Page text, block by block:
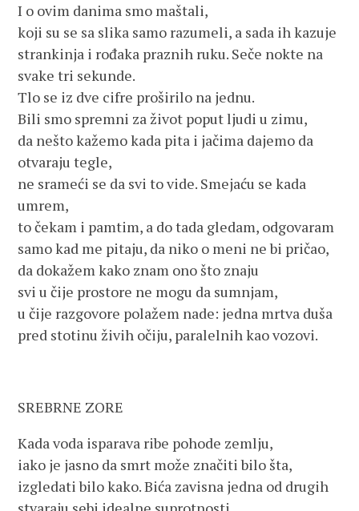
I o ovim danima smo maštali,
koji su se sa slika samo razumeli, a sada ih kazuje
strankinja i rođaka praznih ruku. Seče nokte na
svake tri sekunde.
Tlo se iz dve cifre proširilo na jednu.
Bili smo spremni za život poput ljudi u zimu,
da nešto kažemo kada pita i jačima dajemo da
otvaraju tegle,
ne srameći se da svi to vide. Smejaću se kada
umrem,
to čekam i pamtim, a do tada gledam, odgovaram
samo kad me pitaju, da niko o meni ne bi pričao,
da dokažem kako znam ono što znaju
svi u čije prostore ne mogu da sumnjam,
u čije razgovore polažem nade: jedna mrtva duša
pred stotinu živih očiju, paralelnih kao vozovi.
SREBRNE ZORE
Kada voda isparava ribe pohode zemlju,
iako je jasno da smrt može značiti bilo šta,
izgledati bilo kako. Bića zavisna jedna od drugih